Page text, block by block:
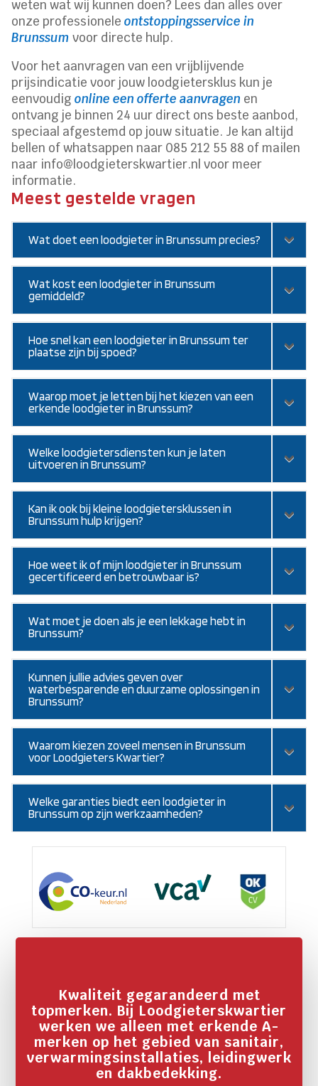
weten wat wij kunnen doen? Lees dan alles over
onze professioneleontstoppingsservice in
Brunssum voor directe hulp.
Voor het aanvragen van een vrijblijvende
prijsindicatie voor jouw loodgietersklus kun je
eenvoudigonline een offerte aanvragen en
ontvang je binnen 24 uur direct ons beste aanbod,
speciaal afgestemd op jouw situatie. Je kan altijd
bellen of whatsappen naar 085 212 55 88 of mailen
naar info@loodgieterskwartier.nl voor meer
informatie.
Meest gestelde vragen
Wat doet een loodgieter in Brunssum precies?
Wat kost een loodgieter in Brunssum
gemiddeld?
Hoe snel kan een loodgieter in Brunssum ter
plaatse zijn bij spoed?
Waarop moet je letten bij het kiezen van een
erkende loodgieter in Brunssum?
Welke loodgietersdiensten kun je laten
uitvoeren in Brunssum?
Kan ik ook bij kleine loodgietersklussen in
Brunssum hulp krijgen?
Hoe weet ik of mijn loodgieter in Brunssum
gecertificeerd en betrouwbaar is?
Wat moet je doen als je een lekkage hebt in
Brunssum?
Kunnen jullie advies geven over
waterbesparende en duurzame oplossingen in
Brunssum?
Waarom kiezen zoveel mensen in Brunssum
voor Loodgieters Kwartier?
Welke garanties biedt een loodgieter in
Brunssum op zijn werkzaamheden?
Kwaliteit gegarandeerd met
topmerken. Bij Loodgieterskwartier
werken we alleen met erkende A-
merken op het gebied van sanitair,
verwarmingsinstallaties, leidingwerk
en dakbedekking.